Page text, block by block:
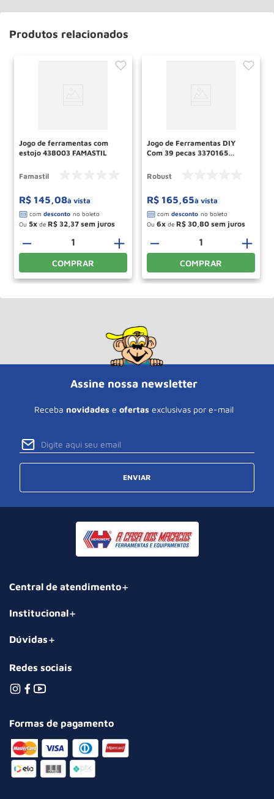
Produtos relacionados
Jogo de ferramentas com
estojo 438003 FAMASTIL
Famastil
R$ 145,08à vista
Ou 5 de R$ 32 37
＋
－
COMPRAR
Jogo de Ferramentas DIY
Com 39 pecas 3370165
Robust
R$ 165,65à vista
Ou 6 de R$ 30 80
＋
－
COMPRAR
Assine nossa newsletter
Receba novidades e ofertas exclusivas por e-mail
ENVIAR
Central de atendimento
Institucional
Dúvidas
Redes sociais
Formas de pagamento